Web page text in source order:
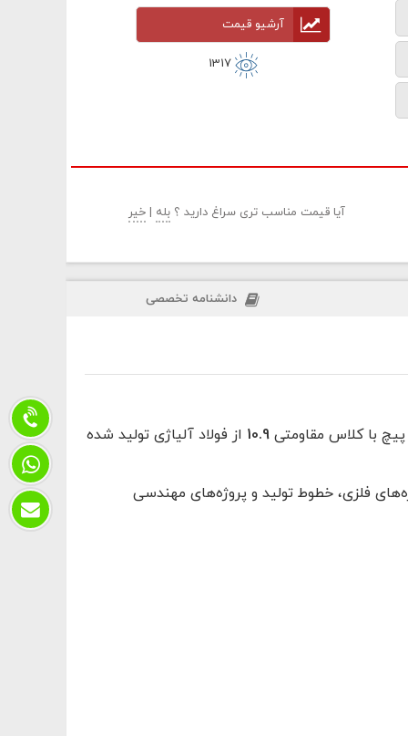
آرشیو قیمت
1317
آیا قیمت مناسب تری سراغ دارید ؟ بله |خیر
دانشنامه تخصصی
با کلاس مقاومتی 10.9 از فولاد آلیاژی تولید شده
فلزی، خطوط تولید و پروژه‌های مهندسی